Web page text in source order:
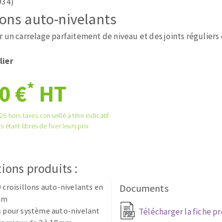
à profil
diamantés
ABRASIFS APPLIQUÉS
auto-nivelants
un carrelage parfaitement de niveau et des joints réguliers
€* HT
hors taxes conseillé à titre indicatif.
étant libres de fixer leurs prix
produits :
croisillons auto-nivelants en
pour système auto-nivelant
Documents
Télécharger la fiche